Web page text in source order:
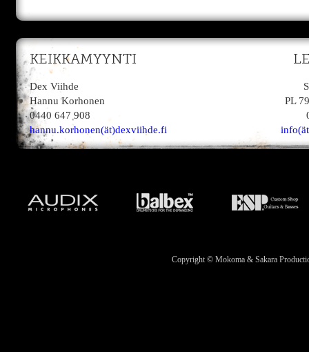
KEIKKAMYYNTI
Dex Viihde
Hannu Korhonen
0440 647 908
hannu.korhonen(ät)dexviihde.fi
PL
Copyright © Mokoma & Sakara